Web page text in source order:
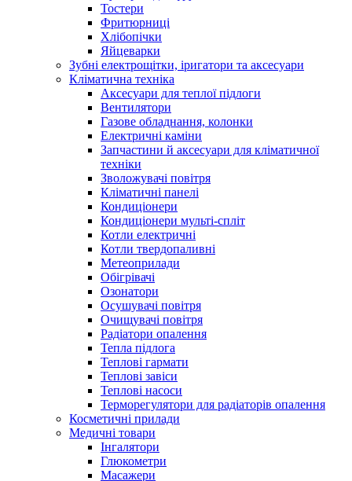
Тостери
Фритюрниці
Хлібопічки
Яйцеварки
Зубні електрощітки, іригатори та аксесуари
Кліматична техніка
Аксесуари для теплої підлоги
Вентилятори
Газове обладнання, колонки
Електричні каміни
Запчастини й аксесуари для кліматичної
техніки
Зволожувачі повітря
Кліматичні панелі
Кондиціонери
Кондиціонери мульті-спліт
Котли електричні
Котли твердопаливні
Метеоприлади
Обігрівачі
Озонатори
Осушувачі повітря
Очищувачі повітря
Радіатори опалення
Тепла підлога
Теплові гармати
Теплові завіси
Теплові насоси
Терморегулятори для радіаторів опалення
Косметичні прилади
Медичні товари
Інгалятори
Глюкометри
Масажери